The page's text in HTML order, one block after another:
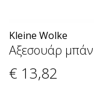
Kleine Wolke
Αξεσουάρ
€ 13,82